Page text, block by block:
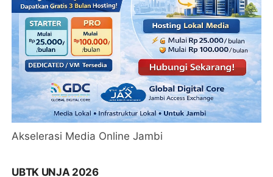
Akselerasi Media Online Jambi
UBTK UNJA 2026